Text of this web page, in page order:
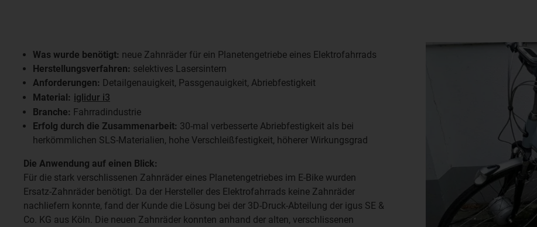
Was wurde benötigt: neue Zahnräder für ein Planetengetriebe eines Elektrofahrrads
Herstellungsverfahren: selektives Lasersintern
Anforderungen: Detailgenauigkeit, Passgenauigkeit, Abriebfestigkeit
Material: iglidur i3
Branche: Fahrradindustrie
Erfolg durch die Zusammenarbeit: 30-mal verbesserte Abriebfestigkeit als bei
herkömmlichen SLS-Materialien, hohe Verschleißfestigkeit, höherer Wirkungsgrad
Die Anwendung auf einen Blick:
Für die stark verschlissenen Zahnräder eines Planetengetriebes im E-Bike wurden
Ersatz-Zahnräder benötigt. Da der Hersteller des Elektrofahrrads keine Zahnräder
nachliefern konnte, fand der Kunde die Lösung bei der 3D-Druck-Abteilung der igus SE &
Co. KG aus Köln. Die neuen Zahnräder konnten anhand der alten, verschlissenen